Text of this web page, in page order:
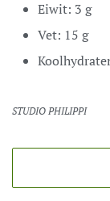
Eiwit: 3 g
Vet: 15 g
STUDIO PHILIPPI